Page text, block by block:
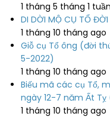
1 tháng 5 tháng 1
DI DỜI MỘ CỤ TỔ
1 tháng 10 tháng ago
Giỗ cụ Tổ ông (đời
5-2022)
1 tháng 10 tháng ago
Biếu mã các cụ Tổ,
ngày 12-7 năm Ất
1 tháng 10 tháng ago